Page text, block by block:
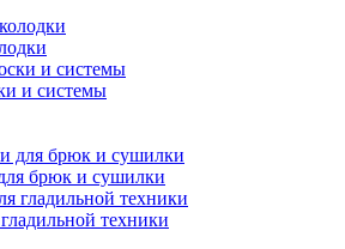
и системы
брюк и сушилки
техники